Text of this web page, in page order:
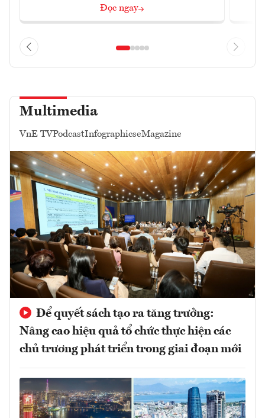
Đọc ngay
Multimedia
VnE TVPodcastInfographicseMagazine
Để quyết sách tạo ra tăng trưởng:
Nâng cao hiệu quả tổ chức thực hiện các
chủ trương phát triển trong giai đoạn mới